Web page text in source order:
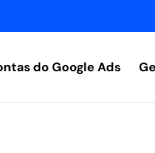
do Google Ads